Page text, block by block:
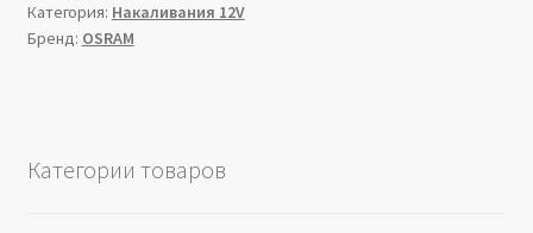
Категория: Накаливания 12V
Бренд: OSRAM
Категории товаров